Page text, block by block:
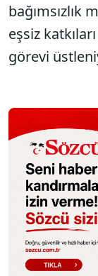
bağımsızlık
eşsiz
görevi